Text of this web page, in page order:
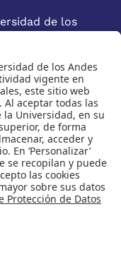
de los
de Economía
redes